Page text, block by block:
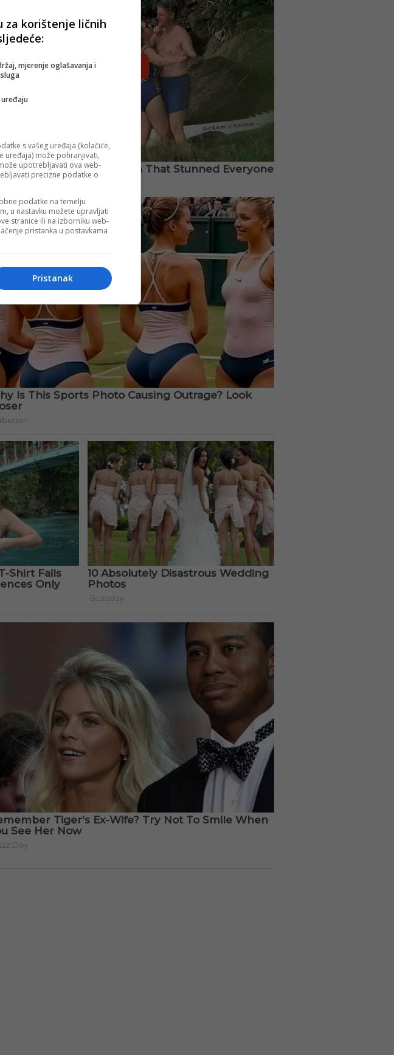
za korištenje ličnih
mjerenje oglašavanja i
s vašeg uređaja (kolačiće,
uređaja) može pohranjivati,
upotrebljavati ova web-
precizne podatke o
podatke na temelju
u nastavku možete upravljati
stranice ili na izborniku web-
pristanka u postavkama
Pristanak